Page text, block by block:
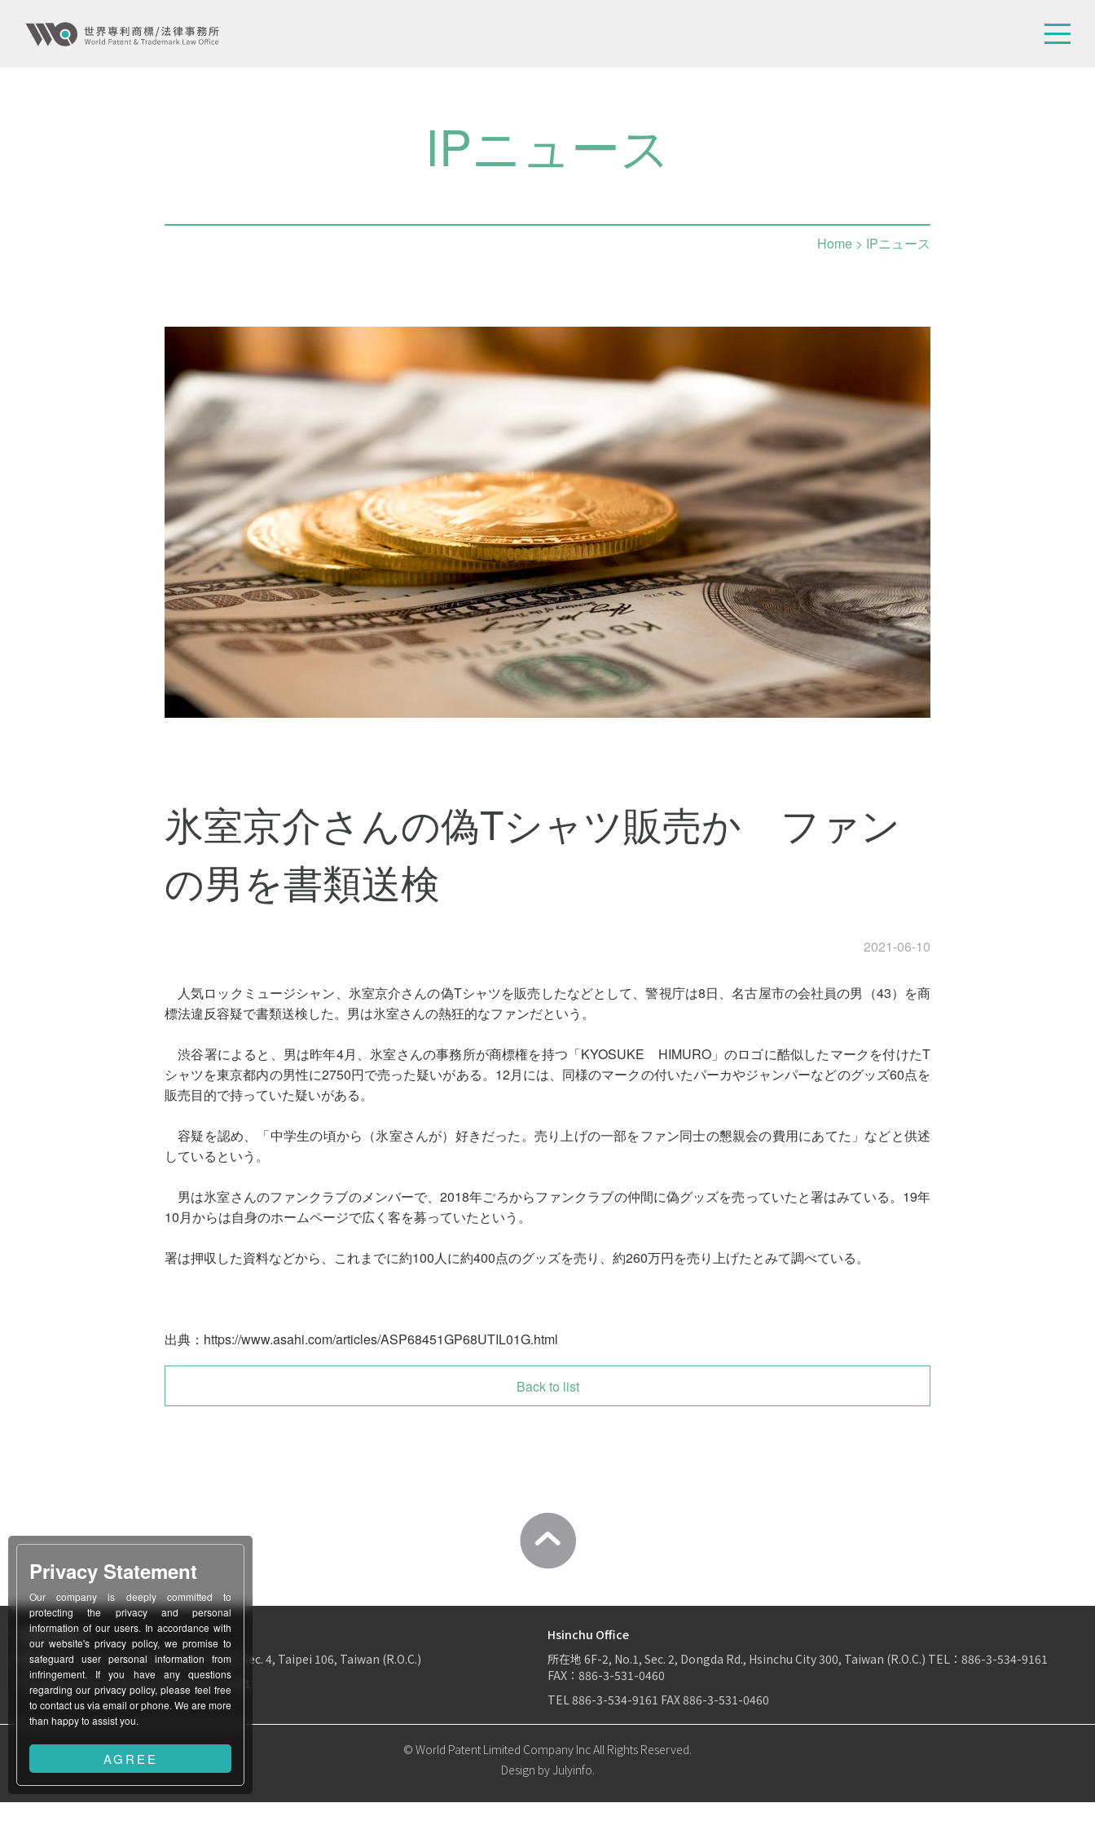
IPニュース
Home > IPニュース
氷室京介さんの偽Tシャツ販売か ファン
の男を書類送検
2021-06-10
人気ロックミュージシャン、氷室京介さんの偽Tシャツを販売したなどとして、警視庁は8日、名古屋市の会社員の男（43）を商
標法違反容疑で書類送検した。男は氷室さんの熱狂的なファンだという。
渋谷署によると、男は昨年4月、氷室さんの事務所が商標権を持つ「KYOSUKE HIMURO」のロゴに酷似したマークを付けたT
シャツを東京都内の男性に2750円で売った疑いがある。12月には、同様のマークの付いたパーカやジャンパーなどのグッズ60点を
販売目的で持っていた疑いがある。
容疑を認め、「中学生の頃から（氷室さんが）好きだった。売り上げの一部をファン同士の懇親会の費用にあてた」などと供述
しているという。
男は氷室さんのファンクラブのメンバーで、2018年ごろからファンクラブの仲間に偽グッズを売っていたと署はみている。19年
10月からは自身のホームページで広く客を募っていたという。
署は押収した資料などから、これまでに約100人に約400点のグッズを売り、約260万円を売り上げたとみて調べている。
出典： https://www.asahi.com/articles/ASP68451GP68UTIL01G.html
Back to list
Taipei Office
所在地12F-1, No. 311, Chung Hsiao E. Rd., Sec. 4, Taipei 106, Taiwan (R.O.C.)
TEL886-2-2771-3403 FAX 886-2-2731-1171
Hsinchu Office
所在地 6F-2, No.1, Sec. 2, Dongda Rd., Hsinchu City 300, Taiwan (R.O.C.) TEL： 886-3-534-9161
FAX：886-3-531-0460
TEL886-3-534-9161 FAX886-3-531-0460
© World Patent Limited Company Inc All Rights Reserved.
Design by Julyinfo.
Privacy Statement
Our company is deeply committed to
protecting the privacy and personal
information of our users. In accordance with
our website's privacy policy, we promise to
safeguard user personal information from
infringement. If you have any questions
regarding our privacy policy, please feel free
to contact us via email or phone. We are more
than happy to assist you.
AGREE